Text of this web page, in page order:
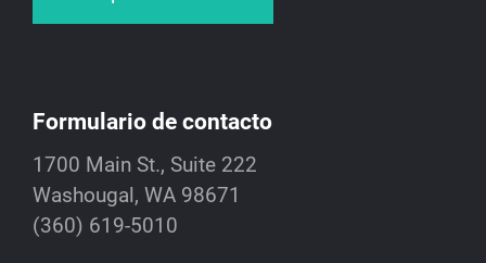
Formulario de contacto
1700 Main St., Suite 222
Washougal, WA 98671
(360) 619-5010